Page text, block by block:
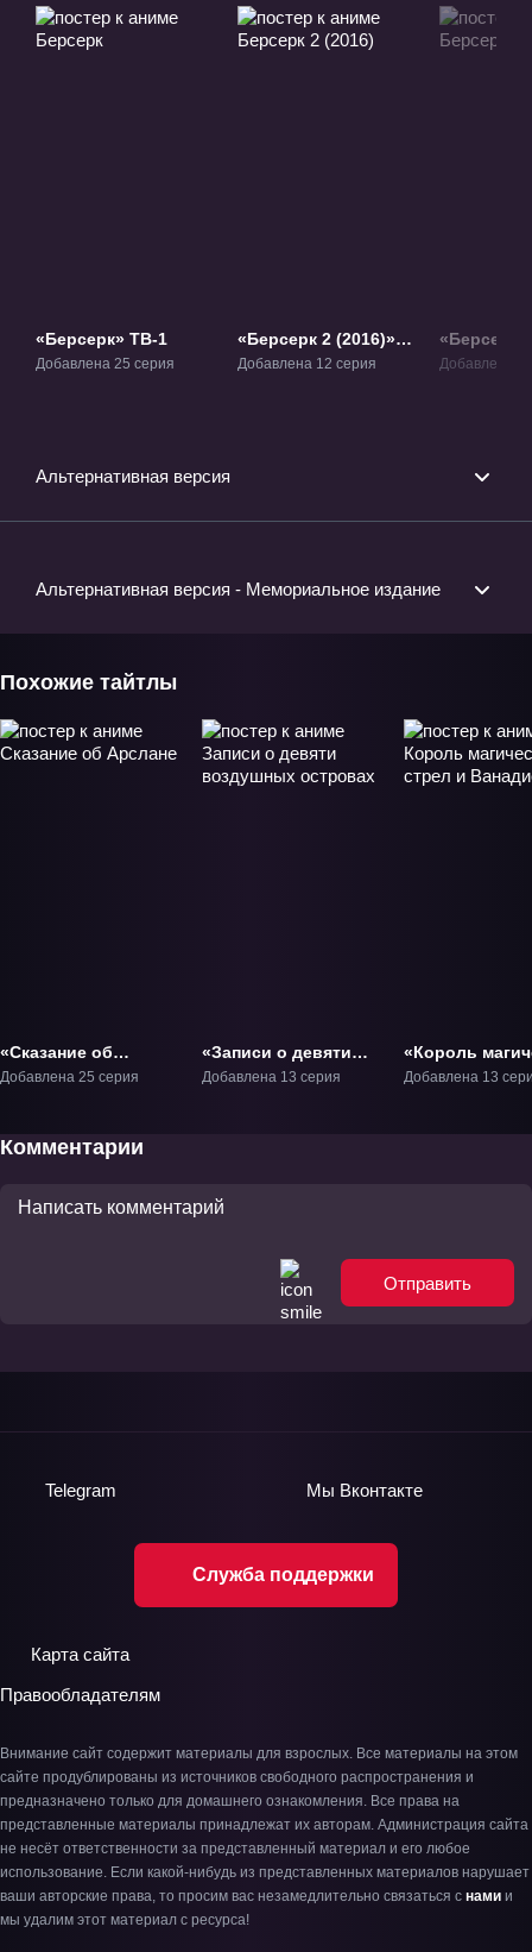
«Берсерк» ТВ-1
Добавлена 25 серия
«Берсерк 2 (2016)»
ТВ-2
Добавлена 12 серия
«Берсерк
ТВ-3
Добавлена
Альтернативная версия
Альтернативная версия - Мемориальное издание
Похожие тайтлы
«Сказание об
Арслане» ТВ-1
Добавлена 25 серия
«Записи о девяти
воздушных
Добавлена 13 серия
«Король
стрел и
Добавлена 13
Комментарии
Отправить
Служба поддержки
Telegram Мы Вконтакте
Карта сайта
Правообладателям
Внимание сайт содержит материалы для взрослых. Все материалы на этом
сайте продублированы из источников свободного распространения и
предназначено только для домашнего ознакомления. Все права на
представленные материалы принадлежат их авторам. Администрация сайта
не несёт ответственности за представленный материал и его любое
использование. Если какой-нибудь из представленных материалов нарушает
ваши авторские права, то просим вас незамедлительно связаться с нами и
мы удалим этот материал с ресурса!